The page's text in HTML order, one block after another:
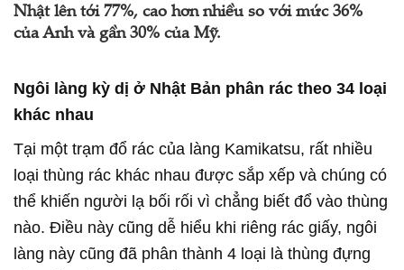
Nhật lên tới 77%, cao hơn nhiều so với mức 36%
của Anh và gần 30% của Mỹ.
Ngôi làng kỳ dị ở Nhật Bản phân rác theo 34 loại
khác nhau
Tại một trạm đổ rác của làng Kamikatsu, rất nhiều
loại thùng rác khác nhau được sắp xếp và chúng có
thể khiến người lạ bối rối vì chẳng biết đổ vào thùng
nào. Điều này cũng dễ hiểu khi riêng rác giấy, ngôi
làng này cũng đã phân thành 4 loại là thùng đựng